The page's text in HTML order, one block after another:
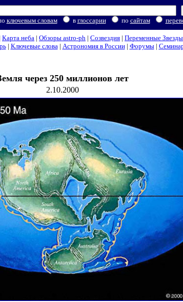
ключевым словам в глоссарии по сайтам
Карта неба | Обзоры astro-ph | Созвездия | Переменные Звезды
| Ключевые слова| Астрономия в России| Форумы|
через 250 миллионов лет
2.10.2000